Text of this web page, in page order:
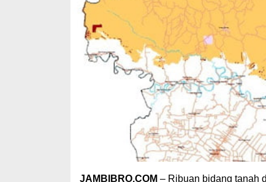
JAMBIBRO.COM – Ribuan bidang tanah